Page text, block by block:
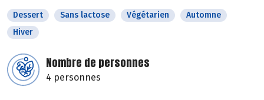
Dessert Sans lactose Végétarien
Automne
Hiver
Nombre de personnes
4 personnes